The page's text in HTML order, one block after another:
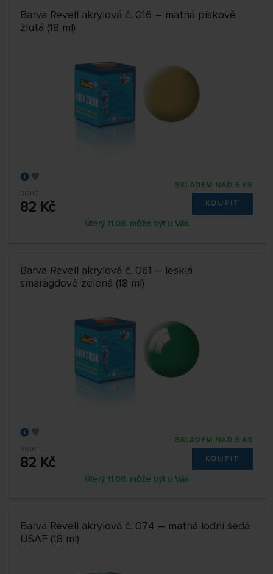
Barva Revell akrylová č. 016 – matná pískově
žlutá (18 ml)
36116
82 Kč
SKLADEM NAD 5 KS
KOUPIT
Úterý 11.08. může být u Vás
Barva Revell akrylová č. 061 – lesklá
smaragdově zelená (18 ml)
36161
82 Kč
SKLADEM NAD 5 KS
KOUPIT
Úterý 11.08. může být u Vás
Barva Revell akrylová č. 074 – matná lodní šedá
USAF (18 ml)